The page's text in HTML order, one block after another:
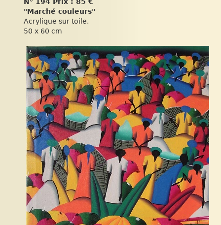
N° 194 Prix : 85 €
"Marché couleurs"
Acrylique sur toile.
50 x 60 cm